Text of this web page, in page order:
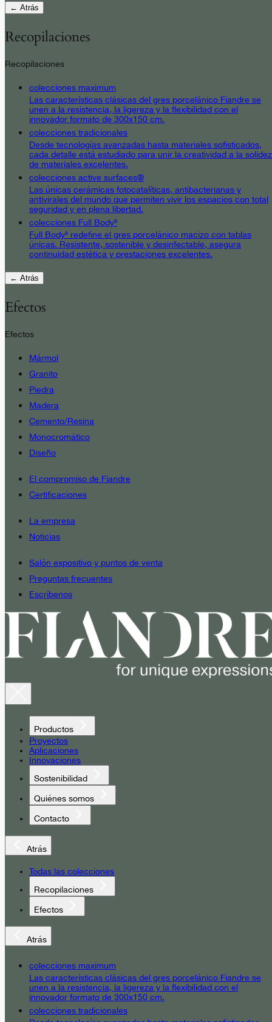
← Atrás
Recopilaciones
Recopilaciones
colecciones maximum
Las características clásicas del gres porcelánico Fiandre se
unen a la resistencia, la ligereza y la flexibilidad con el
innovador formato de 300x150 cm.
colecciones tradicionales
Desde tecnologías avanzadas hasta materiales sofisticados,
cada detalle está estudiado para unir la creatividad a la solidez
de materiales excelentes.
colecciones active surfaces®
Las únicas cerámicas fotocatalíticas, antibacterianas y
antivirales del mundo que permiten vivir los espacios con total
seguridad y en plena libertad.
colecciones Full Body³
Full Body³ redefine el gres porcelánico macizo con tablas
únicas. Resistente, sostenible y desinfectable, asegura
continuidad estética y prestaciones excelentes.
← Atrás
Efectos
Efectos
Mármol
Granito
Piedra
Madera
Cemento/Resina
Monocromático
Diseño
El compromiso de Fiandre
Certificaciones
La empresa
Noticias
Salón expositivo y puntos de venta
Preguntas frecuentes
Escríbenos
Productos
Proyectos
Aplicaciones
Innovaciones
Sostenibilidad
Quiénes somos
Contacto
Atrás
Todas las colecciones
Recopilaciones
Efectos
Atrás
colecciones maximum
Las características clásicas del gres porcelánico Fiandre se
unen a la resistencia, la ligereza y la flexibilidad con el
innovador formato de 300x150 cm.
colecciones tradicionales